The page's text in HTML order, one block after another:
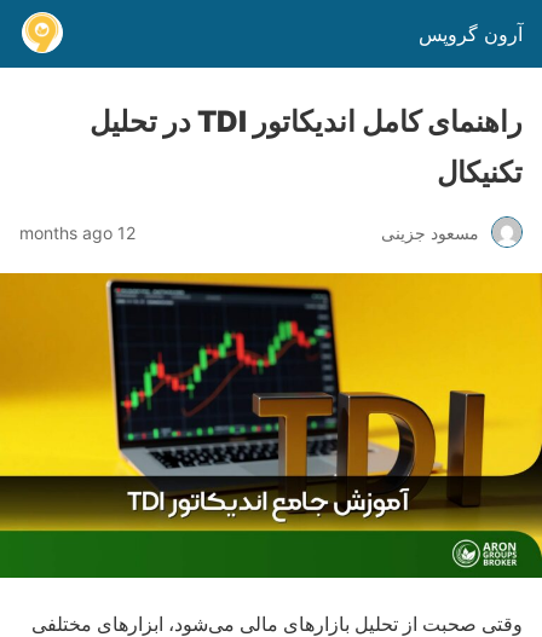
آرون گروپس
راهنمای کامل اندیکاتور TDI در تحلیل
تکنیکال
مسعود جزینی 12 months ago
وقتی صحبت از تحلیل بازارهای مالی می‌شود، ابزارهای مختلفی